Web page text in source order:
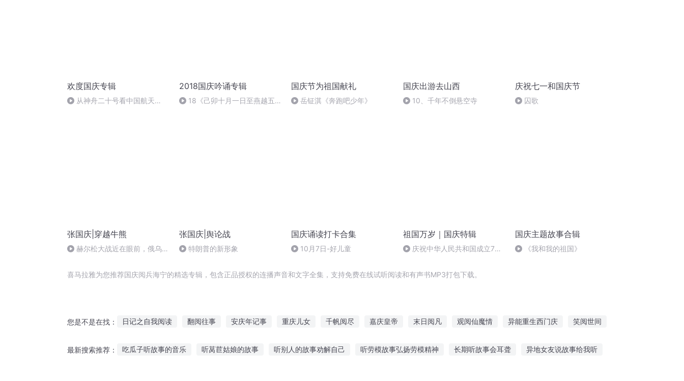
欢度国庆专辑
从神舟二十号看中国航天
2018国庆吟诵专辑
18《己卯十月一日至燕越五
国庆节为祖国献礼
岳钲淇《奔跑吧少年》
国庆出游去山西
10、千年不倒悬空寺
庆祝七一和国庆节
囚歌
张国庆|穿越牛熊
赫尔松大战近在眼前，俄乌冲
张国庆|舆论战
特朗普的新形象
国庆诵读打卡合集
10月7日-好儿童
祖国万岁｜国庆特辑
庆祝中华人民共和国成立73
国庆主题故事合辑
《我和我的祖国》
喜马拉雅为您推荐国庆阅兵海宁的精选专辑，包含正品授权的连播声音和文字全集，支持免费在线试听阅读和有声书MP3打包下载。
您是不是在找： 日记之自我阅读 翻阅往事 安庆年记事 重庆儿女 千帆阅尽 嘉庆皇帝 末日阅凡 观阅仙魔情 异能重生西门庆 笑阅世间
最新搜索推荐： 吃瓜子听故事的音乐 听莴苣姑娘的故事 听别人的故事劝解自己 听劳模故事弘扬劳模精神 长期听故事会耳聋 异地女友说故事给我听